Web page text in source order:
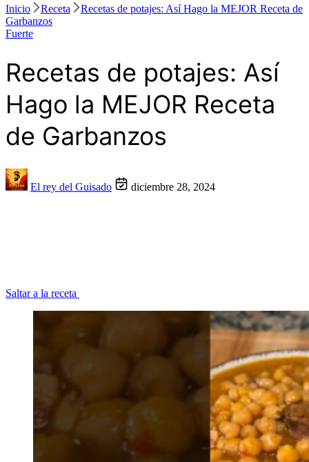
Inicio Receta
Recetas de potajes: Así Hago la MEJOR Receta de
Garbanzos
Fuerte
Recetas de potajes: Así
Hago la MEJOR Receta
de Garbanzos
El rey del Guisado diciembre 28, 2024
Saltar a la receta